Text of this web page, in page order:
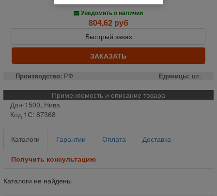
Уведомить о наличии
804,62 руб
Быстрый заказ
ЗАКАЗАТЬ
Производство: РФ Единицы: шт.
Применяемость и описание товара
Дон-1500, Нива
Код 1С: 87368
Каталоги Гарантии Оплата Доставка
Получить консультацию
Каталоги не найдены